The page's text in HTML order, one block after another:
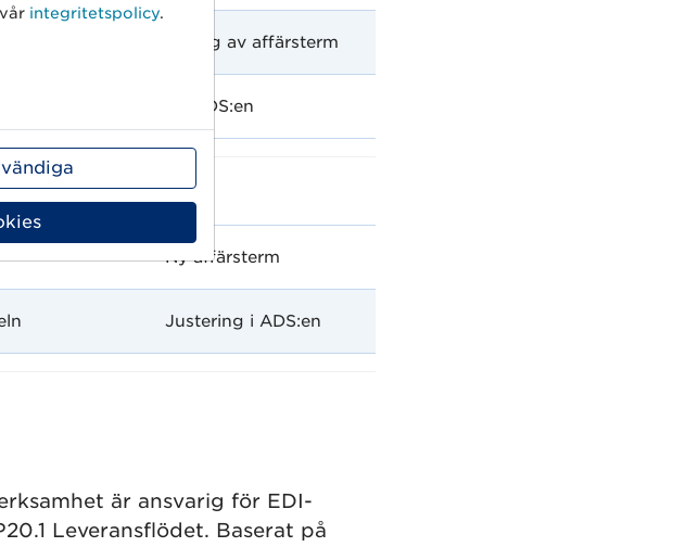
Namnjustering av affärsterm
Justering i ADS:en
Ny affärsterm
Justering i ADS:en
är ansvarig för EDI-
Leveransflödet. Baserat på
integritetspolicy.